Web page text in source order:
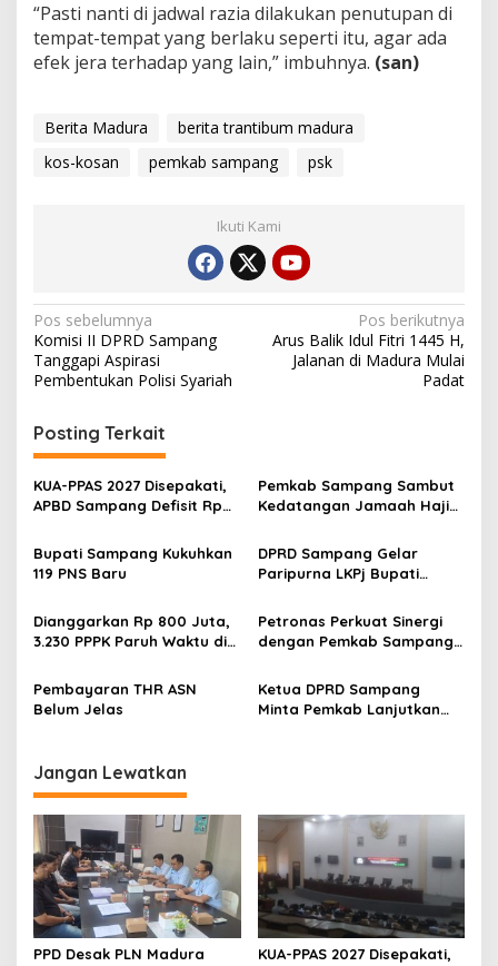
“Pasti nanti di jadwal razia dilakukan penutupan di
tempat-tempat yang berlaku seperti itu, agar ada
efek jera terhadap yang lain,” imbuhnya. (san)
Berita Madura
berita trantibum madura
kos-kosan
pemkab sampang psk
Ikuti Kami
Navigasi
pos
Pos sebelumnya
Komisi II DPRD Sampang
Tanggapi Aspirasi
Pembentukan Polisi Syariah
Pos berikutnya
Arus Balik Idul Fitri 1445 H,
Jalanan di Madura Mulai
Padat
Posting Terkait
KUA-PPAS 2027 Disepakati,
APBD Sampang Defisit Rp
Pemkab Sampang Sambut
Kedatangan Jamaah Haji
Trunojoyo
Bupati Sampang Kukuhkan
119 PNS Baru
DPRD Sampang Gelar
Paripurna LKPj Bupati
Dianggarkan Rp 800 Juta,
3.230 PPPK Paruh Waktu di
Segini
Petronas Perkuat Sinergi
dengan Pemkab Sampang
Pembayaran THR ASN
Belum Jelas
Ketua DPRD Sampang
Minta Pemkab Lanjutkan
Jangan Lewatkan
PPD Desak PLN Madura
KUA-PPAS 2027 Disepakati,